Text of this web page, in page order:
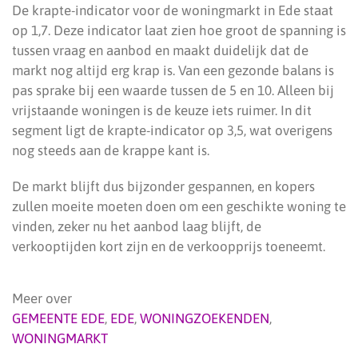
De krapte-indicator voor de woningmarkt in Ede staat
op 1,7. Deze indicator laat zien hoe groot de spanning is
tussen vraag en aanbod en maakt duidelijk dat de
markt nog altijd erg krap is. Van een gezonde balans is
pas sprake bij een waarde tussen de 5 en 10. Alleen bij
vrijstaande woningen is de keuze iets ruimer. In dit
segment ligt de krapte-indicator op 3,5, wat overigens
nog steeds aan de krappe kant is.
De markt blijft dus bijzonder gespannen, en kopers
zullen moeite moeten doen om een geschikte woning te
vinden, zeker nu het aanbod laag blijft, de
verkooptijden kort zijn en de verkoopprijs toeneemt.
Meer over
GEMEENTE EDE, EDE, WONINGZOEKENDEN,
WONINGMARKT